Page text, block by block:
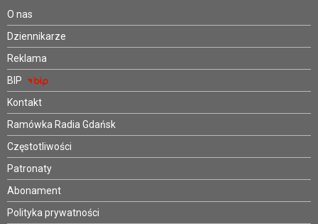
O nas
Dziennikarze
Reklama
BIP
Kontakt
Ramówka Radia Gdańsk
Częstotliwości
Patronaty
Abonament
Polityka prywatności